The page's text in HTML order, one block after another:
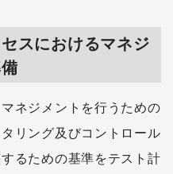
スにおけるマネジ
ネジメントを行うための
リング及びコントロール
るための基準をテスト計